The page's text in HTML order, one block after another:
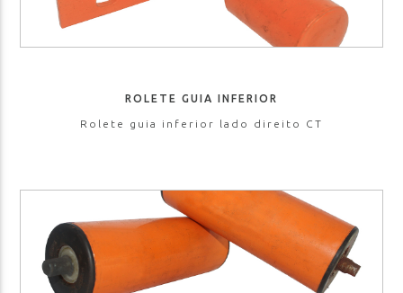
ROLETE GUIA INFERIOR
Rolete guia inferior lado direito CT